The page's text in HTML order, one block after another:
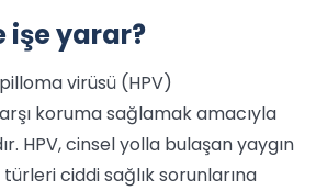
işe yarar?
virüsü (HPV)
koruma sağlamak amacıyla
HPV, cinsel yolla bulaşan yaygın
ciddi sağlık sorunlarına